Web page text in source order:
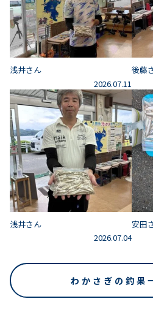
浅井さん
2026.07.11
後藤
浅井さん
2026.07.04
安田
わかさぎの釣果